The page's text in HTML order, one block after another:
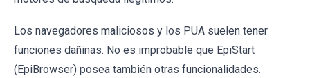
Los navegadores maliciosos y los PUA suelen tener
funciones dañinas. No es improbable que EpiStart
(EpiBrowser) posea también otras funcionalidades.